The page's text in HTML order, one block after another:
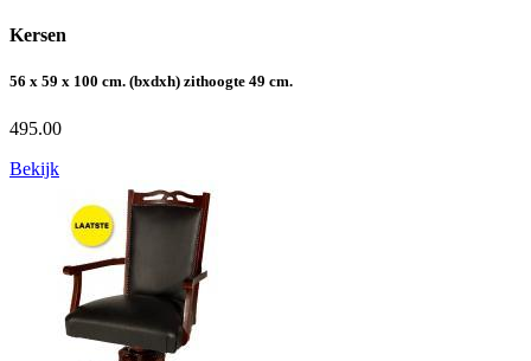
Kersen
56 x 59 x 100 cm. (bxdxh) zithoogte 49 cm.
495.00
Bekijk